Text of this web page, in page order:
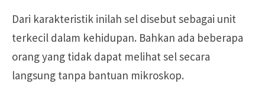
Dari karakteristik inilah sel disebut sebagai unit
terkecil dalam kehidupan. Bahkan ada beberapa
orang yang tidak dapat melihat sel secara
langsung tanpa bantuan mikroskop.